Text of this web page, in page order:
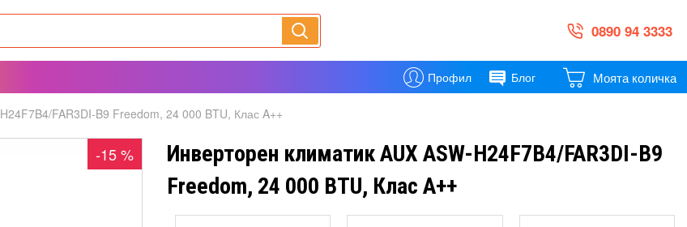
0890 94 3333
Профил Блог Моята количка
FAR3DI-B9 Freedom, 24 000 BTU, Клас A++
-15 %
Инверторен климатик AUX ASW-H24F7B4/FAR3DI-B9
Freedom, 24 000 BTU, Клас A++